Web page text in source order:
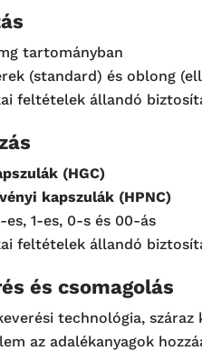
tartományban
(standard) és oblong
feltételek állandó
(HGC)
kapszulák (HPNC)
es, 1-es, 0-s és 00-ás
feltételek állandó
és csomagolás
technológia, száraz
az adalékanyagok